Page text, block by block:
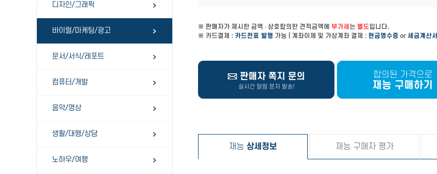
디자인/그래픽
바이럴/마케팅/광고
문서/서식/레포트
컴퓨터/개발
음악/영상
생활/대행/상담
노하우/여행
※ 판매자가 제시한 금액 ∙ 상호합의한 견적금액에 부가세 는 별도입니다.
※ 카드결제 : 카드전표 발행 가능 | 계좌이체 및 가상계좌 결제 : 현금영수증 or 세금계산서
판매자 쪽지 문의
실시간 알림 문자 발송!
합의된 가격으로
재능 구매하기
재능상세정보 재능 구매자 평가